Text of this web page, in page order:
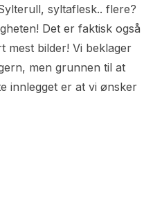
syltaflesk.. flere?
Det er faktisk også
mest bilder! Vi beklager
men grunnen til at
innlegget er at vi ønsker